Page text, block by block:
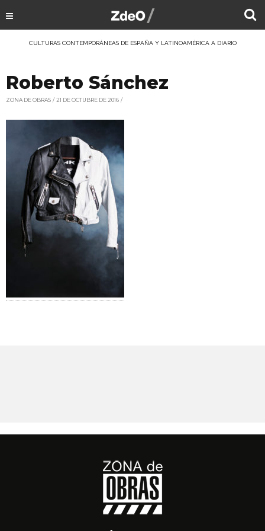
CULTURAS CONTEMPORÁNEAS DE ESPAÑA Y LATINOAMÉRICA A DIARIO
Roberto Sánchez
ZONA DE OBRAS 21 DE OCTUBRE DE 2016